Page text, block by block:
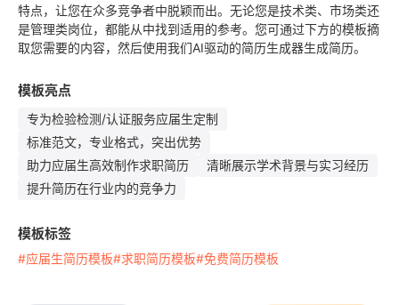
特点，让您在众多竞争者中脱颖而出。无论您是技术类、市场类还
是管理类岗位，都能从中找到适用的参考。您可通过下方的模板摘
取您需要的内容，然后使用我们AI驱动的简历生成器生成简历。
模板亮点
专为检验检测/认证服务应届生定制
标准范文，专业格式，突出优势
助力应届生高效制作求职简历
清晰展示学术背景与实习经历
提升简历在行业内的竞争力
模板标签
#应届生简历模板#求职简历模板#免费简历模板